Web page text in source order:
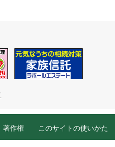
著作権 このサイトの使いかた